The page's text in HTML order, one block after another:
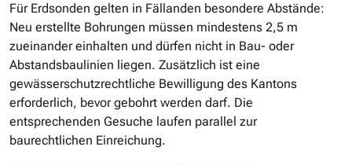
Für Erdsonden gelten in Fällanden besondere Abstände:
Neu erstellte Bohrungen müssen mindestens 2,5 m
zueinander einhalten und dürfen nicht in Bau- oder
Abstandsbaulinien liegen. Zusätzlich ist eine
gewässerschutzrechtliche Bewilligung des Kantons
erforderlich, bevor gebohrt werden darf. Die
entsprechenden Gesuche laufen parallel zur
baurechtlichen Einreichung.